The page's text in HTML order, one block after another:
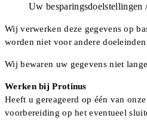
Uw besparingsdoelstellingen
Wij verwerken deze gegevens op
worden niet voor andere
Wij bewaren uw gegevens niet
Werken bij Protinus
Heeft u gereageerd op één van
voorbereiding op het eventueel